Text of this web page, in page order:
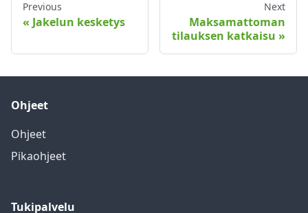
Previous
Jakelun kesketys
Next
Maksamattoman
tilauksen katkaisu
Ohjeet
Ohjeet
Pikaohjeet
Tukipalvelu